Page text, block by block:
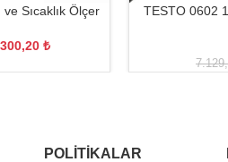
Sıcaklık Ölçer
₺
TESTO 0602
POLITIKALAR